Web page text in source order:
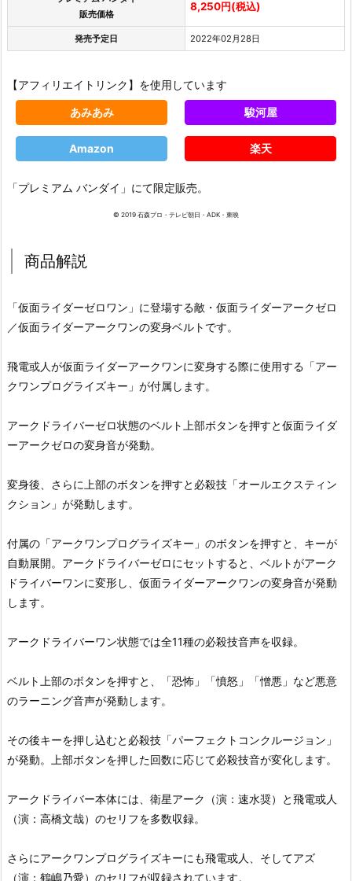
販売価格
8,250円(税込)
発売予定日 2022年02月28日
【アフィリエイトリンク】を使用しています
あみあみ 駿河屋
Amazon 楽天
「プレミアム バンダイ」にて限定販売。
© 2019 石森プロ・テレビ朝日・ADK・東映
商品解説
「仮面ライダーゼロワン」に登場する敵・仮面ライダーアークゼロ
／仮面ライダーアークワンの変身ベルトです。
飛電或人が仮面ライダーアークワンに変身する際に使用する「アー
クワンプログライズキー」が付属します。
アークドライバーゼロ状態のベルト上部ボタンを押すと仮面ライダ
ーアークゼロの変身音が発動。
変身後、さらに上部のボタンを押すと必殺技「オールエクスティン
クション」が発動します。
付属の「アークワンプログライズキー」のボタンを押すと、キーが
自動展開。アークドライバーゼロにセットすると、ベルトがアーク
ドライバーワンに変形し、仮面ライダーアークワンの変身音が発動
します。
アークドライバーワン状態では全11種の必殺技音声を収録。
ベルト上部のボタンを押すと、「恐怖」「憤怒」「憎悪」など悪意
のラーニング音声が発動します。
その後キーを押し込むと必殺技「パーフェクトコンクルージョン」
が発動。上部ボタンを押した回数に応じて必殺技音が変化します。
アークドライバー本体には、衛星アーク（演：速水奨）と飛電或人
（演：高橋文哉）のセリフを多数収録。
さらにアークワンプログライズキーにも飛電或人、そしてアズ
（演：鶴嶋乃愛）のセリフが収録されています。